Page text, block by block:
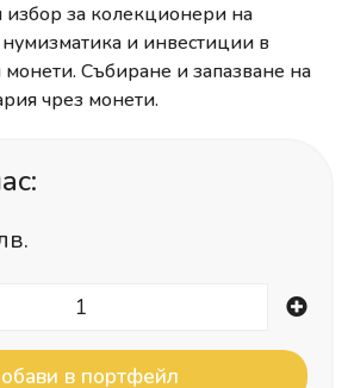
избор за колекционери на
и инвестиции в
Събиране и запазване на
чрез монети.